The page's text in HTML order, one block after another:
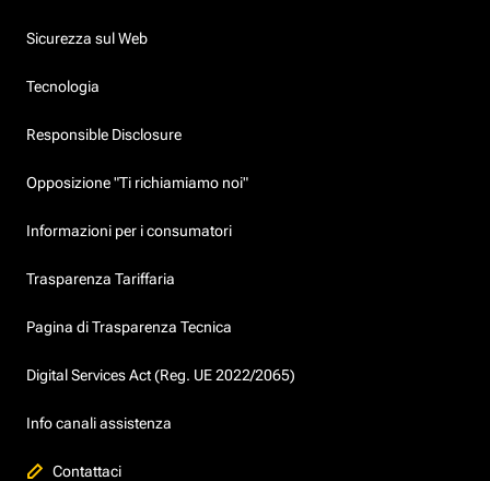
Sicurezza sul Web
Tecnologia
Responsible Disclosure
Opposizione "Ti richiamiamo noi"
Informazioni per i consumatori
Trasparenza Tariffaria
Pagina di Trasparenza Tecnica
Digital Services Act (Reg. UE 2022/2065)
Info canali assistenza
Contattaci